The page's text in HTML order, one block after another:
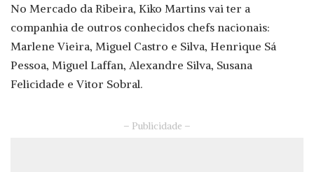
No Mercado da Ribeira, Kiko Martins vai ter a
companhia de outros conhecidos chefs nacionais:
Marlene Vieira, Miguel Castro e Silva, Henrique Sá
Pessoa, Miguel Laffan, Alexandre Silva, Susana
Felicidade e Vitor Sobral.
– Publicidade –